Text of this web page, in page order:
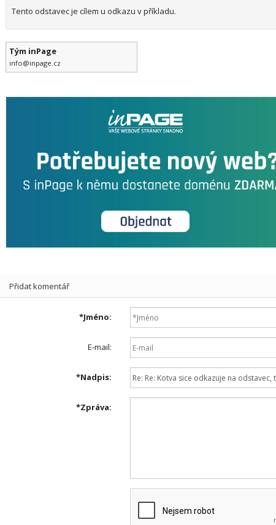
Tento odstavec je cílem u odkazu v příkladu.
Tým inPage
info@inpage.cz
Přidat komentář
*Jméno:
E-mail:
*Nadpis:
*Zpráva: